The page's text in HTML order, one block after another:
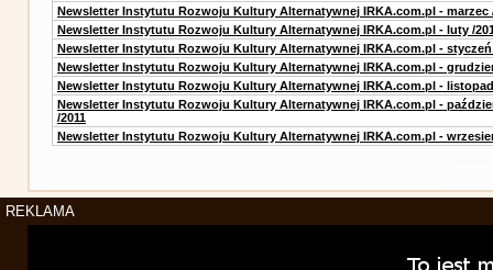
Newsletter Instytutu Rozwoju Kultury Alternatywnej IRKA.com.pl - marzec
Newsletter Instytutu Rozwoju Kultury Alternatywnej IRKA.com.pl - luty /
Newsletter Instytutu Rozwoju Kultury Alternatywnej IRKA.com.pl - styczeń
Newsletter Instytutu Rozwoju Kultury Alternatywnej IRKA.com.pl -
Newsletter Instytutu Rozwoju Kultury Alternatywnej IRKA.com.pl - listopad
Newsletter Instytutu Rozwoju Kultury Alternatywnej IRKA.com.pl -
/2011
Newsletter Instytutu Rozwoju Kultury Alternatywnej IRKA.com.pl -
REKLAMA